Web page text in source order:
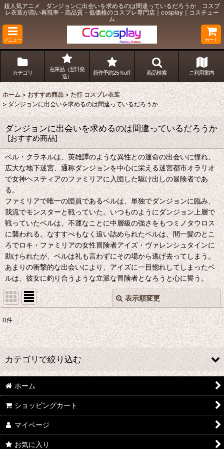
超人気アニメ ダンジョンに出会いを求めるのは間違っているだろうか コスプ
レ衣装が高い再現率・高品質・低価格のコスプレ専門店｜cosplay｜コスチュー
ム
メニュー カート
カテゴリ
在庫品（翌日発
送）
新作予約25％off 商品検索 ご利用案内
ホーム > おすすめ商品 > た行 コスプレ衣装
> ダンジョンに出会いを求めるのは間違っているだろうか
ダンジョンに出会いを求めるのは間違っているだろうか
[おすすめ商品]
ベル・クラネルは、英雄譚のような異性との運命の出会いに憧れ、
広大な地下迷宮、通称ダンジョンを中心に栄える迷宮都市オラリオ
で女神ヘスティアのファミリアに入団した駆け出しの冒険者であ
る。
ファミリアで唯一の団員であるベルは、単独でダンジョンに臨み、
我流でモンスターと戦っていた。いつものようにダンジョン上層で
戦っていたベルは、不運なことに中層級の強さをもつミノタウロス
に襲われる。なすすべもなく追い詰められたベルは、間一髪のとこ
ろでロキ・ファミリアの女性冒険者アイズ・ヴァレンシュタインに
助けられたが、ベルは礼も言わずにその場から逃げ去ってしまう。
あまりの衝撃的な出会いにより、アイズに一目惚れしてしまったベ
ルは、彼女に釣り合うような立派な冒険者となろうと心に誓う。
表示順変更
表示数:
並び順:
閉じる
0件
カテゴリで絞り込む
た行 コスプレ衣装 (全商品)
刀剣乱舞
デュラララ!!
ホーム
ショッピングカート
マイページ
お気に入り